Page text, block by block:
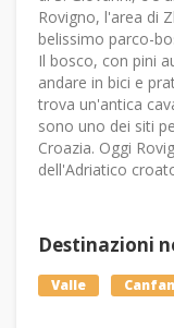
Rovigno, l'area di
belissimo parco-
Il bosco, con pini
andare in bici e
trova un'antica
sono uno dei siti
Croazia. Oggi
dell'Adriatico
Destinazioni
Valle